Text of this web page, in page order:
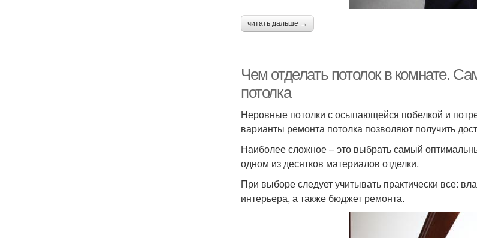
читать дальше →
Чем отделать потолок в комнате.
потолка
Неровные потолки с осыпающейся побелкой и
варианты ремонта потолка позволяют получить
Наиболее сложное – это выбрать самый
одном из десятков материалов отделки.
При выборе следует учитывать практически все:
интерьера, а также бюджет ремонта.